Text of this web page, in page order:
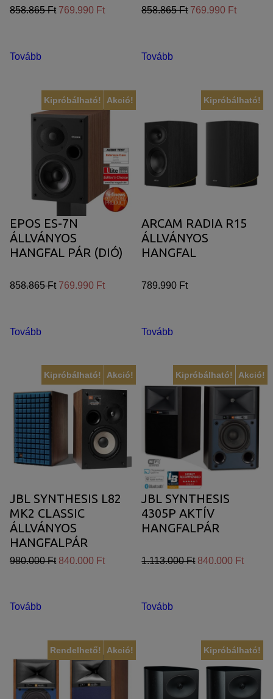
858.865 Ft 769.990 Ft
Tovább
858.865 Ft 769.990 Ft
Tovább
Akció!
Kipróbálható!
EPOS ES-7N
ÁLLVÁNYOS
HANGFAL PÁR (DIÓ)
858.865 Ft 769.990 Ft
Tovább
Kipróbálható!
ARCAM RADIA R15
ÁLLVÁNYOS
HANGFAL
789.990 Ft
Tovább
Akció!
Kipróbálható!
JBL SYNTHESIS L82
MK2 CLASSIC
ÁLLVÁNYOS
HANGFALPÁR
980.000 Ft 840.000 Ft
Tovább
Akció!
Kipróbálható!
JBL SYNTHESIS
4305P AKTÍV
HANGFALPÁR
1.113.000 Ft 840.000 Ft
Tovább
Akció!
Rendelhető! Kipróbálható!